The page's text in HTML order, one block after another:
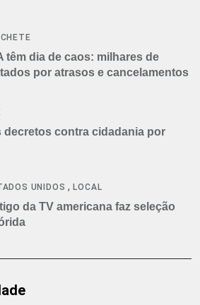
têm dia de caos: milhares de
por atrasos e cancelamentos
decretos contra cidadania por
UNIDOS ,LOCAL
da TV americana faz seleção